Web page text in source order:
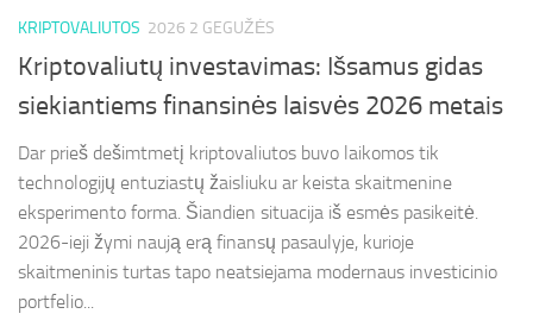
KRIPTOVALIUTOS 2026 2 GEGUŽĖS
Kriptovaliutų investavimas: Išsamus gidas
siekiantiems finansinės laisvės 2026 metais
Dar prieš dešimtmetį kriptovaliutos buvo laikomos tik
technologijų entuziastų žaisliuku ar keista skaitmenine
eksperimento forma. Šiandien situacija iš esmės pasikeitė.
2026-ieji žymi naują erą finansų pasaulyje, kurioje
skaitmeninis turtas tapo neatsiejama modernaus investicinio
portfelio...